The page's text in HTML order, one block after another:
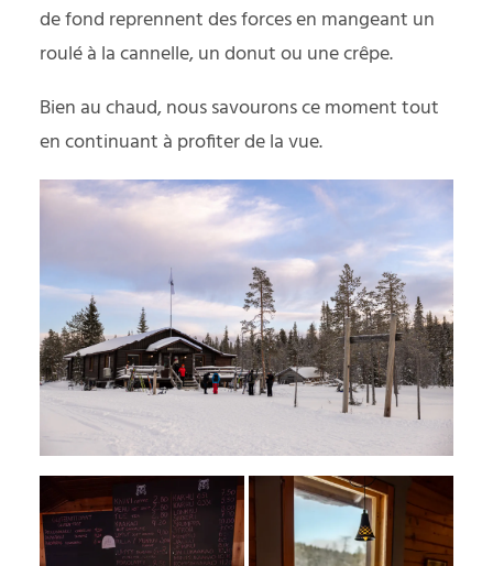
de fond reprennent des forces en mangeant un
roulé à la cannelle, un donut ou une crêpe.
Bien au chaud, nous savourons ce moment tout
en continuant à profiter de la vue.